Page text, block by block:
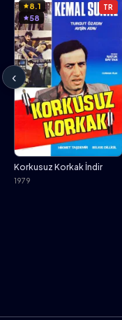
‹
TR
8.1
58
Korkusuz Korkak İndir
1979